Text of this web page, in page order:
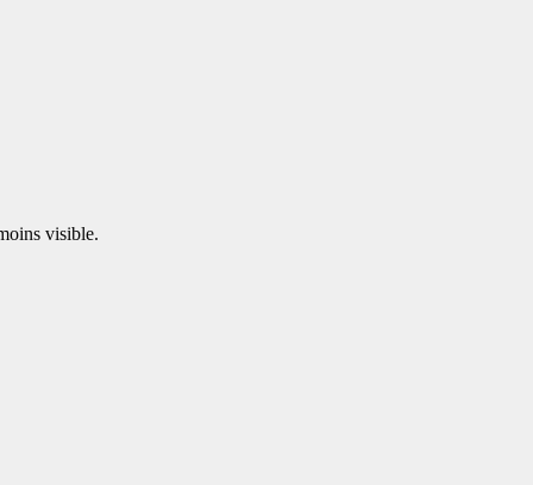
visible.